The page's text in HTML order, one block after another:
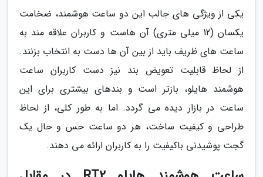
یکی از ویژگی های جالب این دو ساعت هوشمند، ضخامت
یکسان (12 میلی متری) آن هاست و کاربران علاقه مند به
ساعت های ظریف باید از بین آن ها دست به انتخاب بزنند.
از لحاظ قابلیت تعویض بند نیز دست کاربران ساعت
هوشمند هایلو، بازتر است و بندهای بیشتری برای این
ساعت در بازار دیده می گردد. اما به طور کلی، از لحاظ
طراحی و کیفیت ساخت، هر دو ساعت حس و حال یک
گجت پوشیدنی باکیفیت را به کاربران ارائه می دهند.